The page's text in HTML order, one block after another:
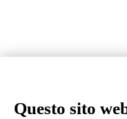
Questo sito